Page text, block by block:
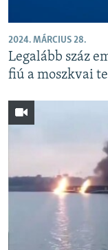
2024. MÁRCIUS 28.
Legalább száz
fiú a moszkvai